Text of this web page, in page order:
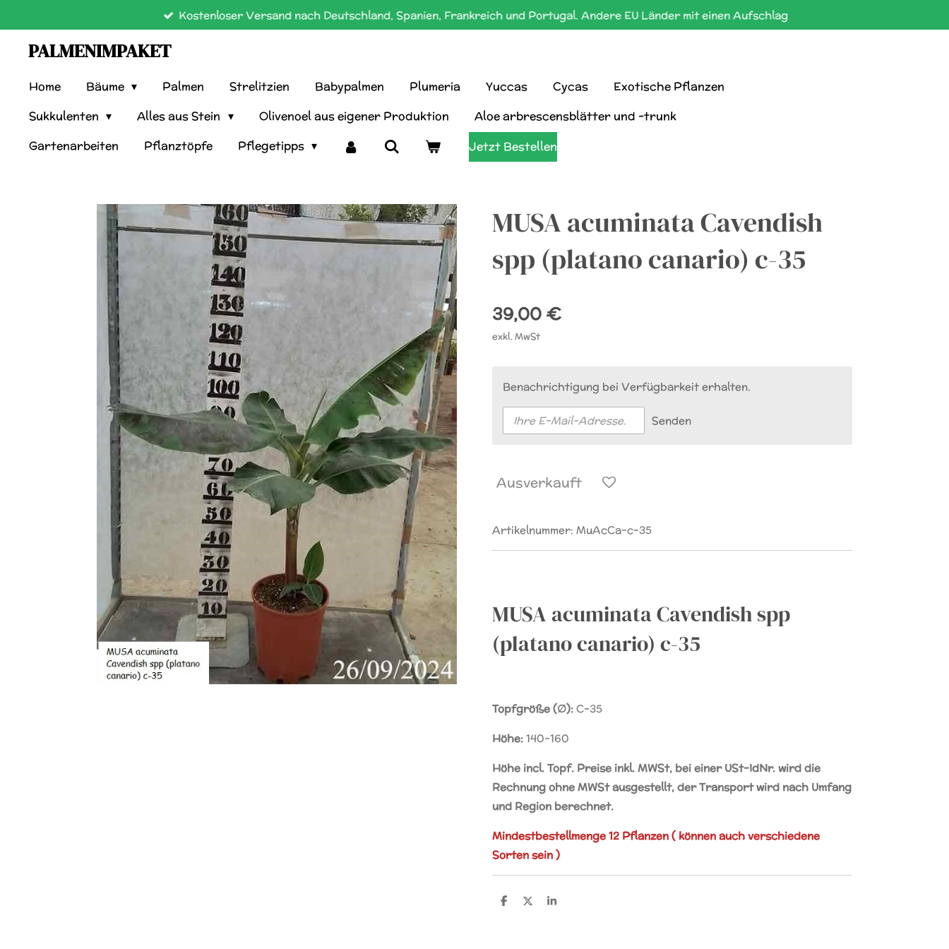
springen
Kostenloser Versand nach Deutschland, Spanien, Frankreich und Portugal. Andere EU Länder mit einen Aufschlag
PALMENIMPAKET
Home Bäume Palmen Strelitzien Babypalmen Plumeria Yuccas Cycas
Exotische Pflanzen
Sukkulenten
Alles aus Stein Olivenoel aus eigener Produktion
Aloe arbrescensblätter und -trunk
Gartenarbeiten
Pflanztöpfe Pflegetipps Jetzt Bestellen
MUSA acuminata Cavendish
spp (platano canario) c-35
39,00 €
exkl. MwSt
Benachrichtigung bei Verfügbarkeit erhalten.
Senden
Ausverkauft
Artikelnummer: MuAcCa-c-35
MUSA acuminata Cavendish spp
(platano canario) c-35
Topfgröße (∅):C-35
Höhe:140-160
Höhe incl. Topf. Preise inkl. MWSt, bei einerUSt-IdNr.wird die
Rechnung ohne MWSt ausgestellt, der Transport wird nach Umfang
und Region berechnet.
Mindestbestellmenge 12 Pflanzen ( können auch verschiedene
Sorten sein )
T T T